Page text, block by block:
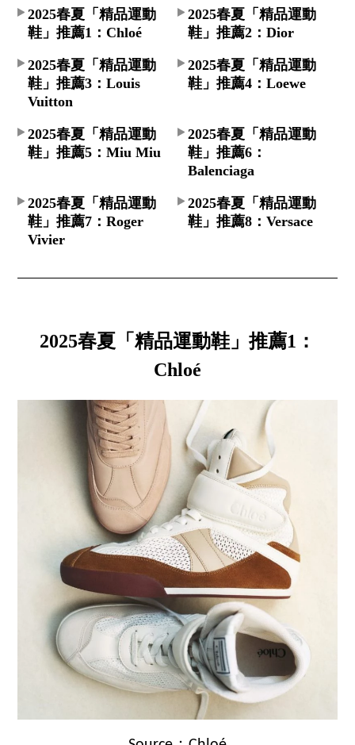
2025春夏「精品運動
鞋」推薦1：Chloé
2025春夏「精品運動
鞋」推薦2：Dior
2025春夏「精品運動
鞋」推薦3：Louis
Vuitton
2025春夏「精品運動
鞋」推薦4：Loewe
2025春夏「精品運動
鞋」推薦5：Miu Miu
2025春夏「精品運動
鞋」推薦6：
Balenciaga
2025春夏「精品運動
鞋」推薦7：Roger
Vivier
2025春夏「精品運動
鞋」推薦8：Versace
2025春夏「精品運動鞋」推薦1：
Chloé